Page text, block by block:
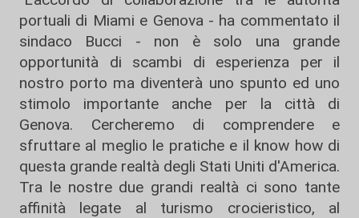
portuali di Miami e Genova - ha commentato il
sindaco Bucci - non è solo una grande
opportunità di scambi di esperienza per il
nostro porto ma diventerà uno spunto ed uno
stimolo importante anche per la città di
Genova. Cercheremo di comprendere e
sfruttare al meglio le pratiche e il know how di
questa grande realtà degli Stati Uniti d'America.
Tra le nostre due grandi realtà ci sono tante
affinità legate al turismo crocieristico, al